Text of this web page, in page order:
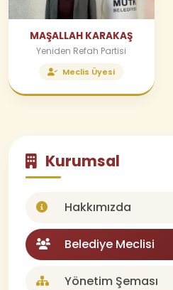
MAŞALLAH KARAKAŞ
Yeniden Refah Partisi
Meclis Üyesi
Kurumsal
Hakkımızda
Belediye Meclisi
Yönetim Şeması